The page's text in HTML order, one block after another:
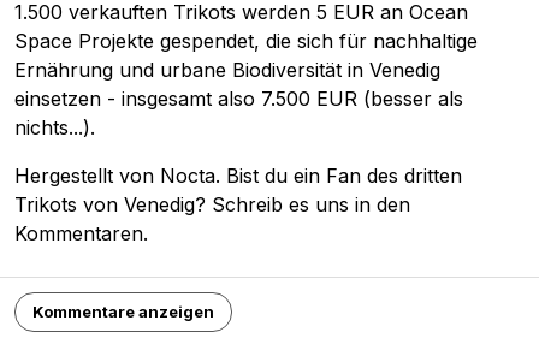
1.500 verkauften Trikots werden 5 EUR an Ocean
Space Projekte gespendet, die sich für nachhaltige
Ernährung und urbane Biodiversität in Venedig
einsetzen - insgesamt also 7.500 EUR (besser als
nichts...).
Hergestellt von Nocta. Bist du ein Fan des dritten
Trikots von Venedig? Schreib es uns in den
Kommentaren.
Kommentare anzeigen